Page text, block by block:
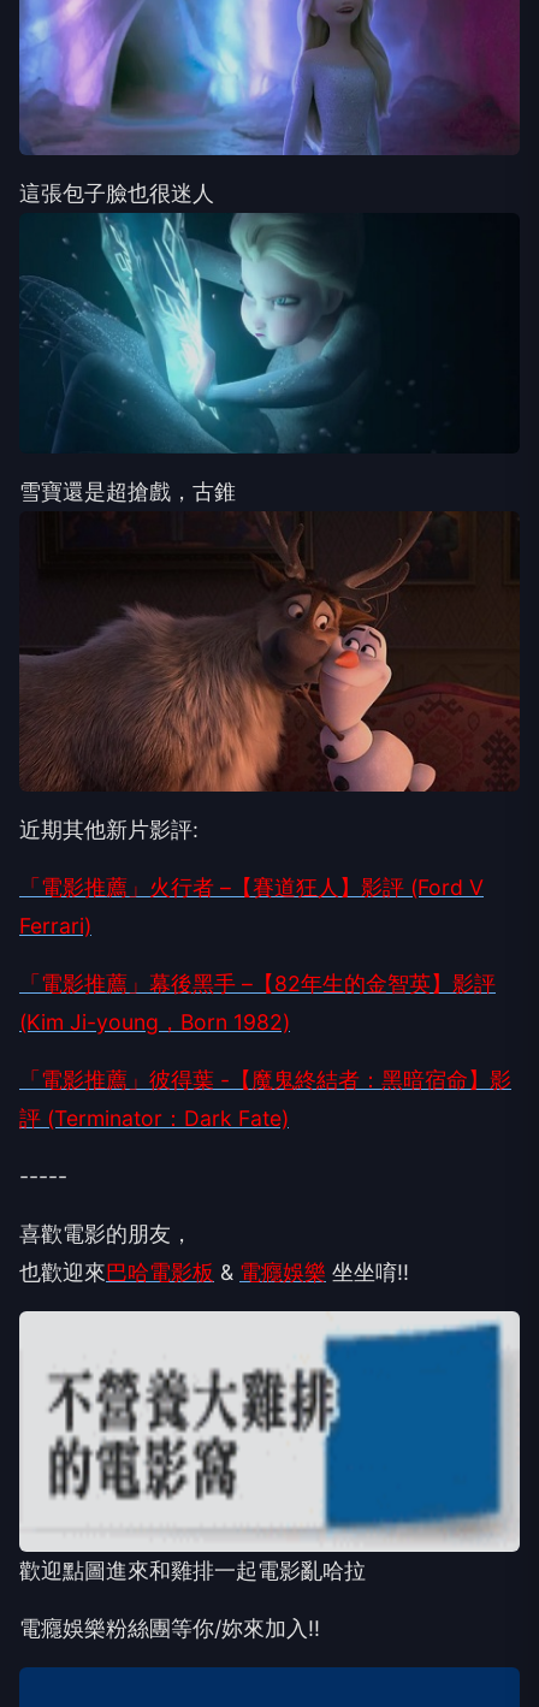
這張包子臉也很迷人
雪寶還是超搶戲，古錐
近期其他新片影評:
「電影推薦」火行者 –【賽道狂人】影評 (Ford V
Ferrari)
「電影推薦」幕後黑手 –【82年生的金智英】影評
(Kim Ji-young，Born 1982)
「電影推薦」彼得葉 -【魔鬼終結者：黑暗宿命】影
評 (Terminator：Dark Fate)
-----
喜歡電影的朋友，
也歡迎來巴哈電影板 & 電癮娛樂 坐坐唷!!
歡迎點圖進來和雞排一起電影亂哈拉
電癮娛樂粉絲團等你/妳來加入!!